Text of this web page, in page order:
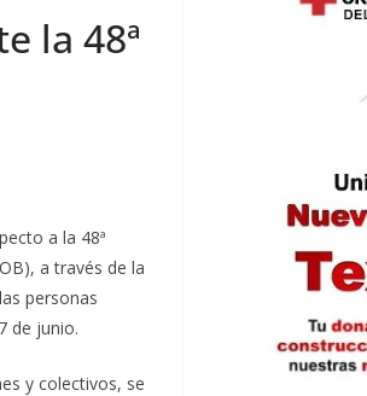
la 48ª
a la 48ª
a través de la
personas
de junio.
y colectivos, se